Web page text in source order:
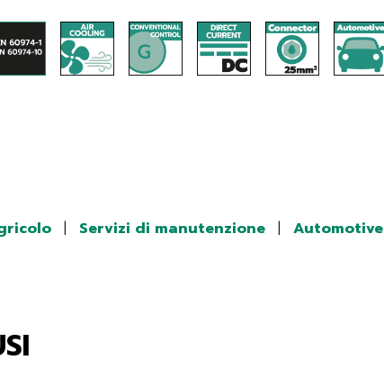
| Servizi di manutenzione | Automotive